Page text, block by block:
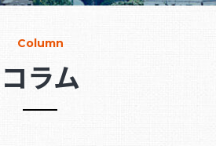
Column
コラム